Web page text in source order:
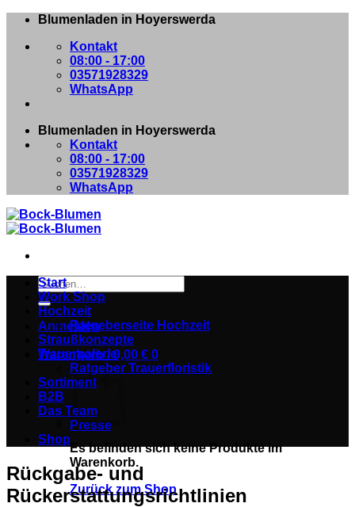
Zum
springen
Blumenladen in Hoyerswerda
Kontakt
08:00 - 17:00
03571928329
WhatsApp
Blumenladen in Hoyerswerda
Kontakt
08:00 - 17:00
03571928329
WhatsApp
Suchen
nach:
Anmelden
Warenkorb /0,00 € 0
Es befinden sich keine Produkte im
Warenkorb.
Zurück zum Shop
Start
Work Shop
Hochzeit
Ratgeberseite Hochzeit
Straußkonzepte
Trauergalerie
Ratgeber Trauerfloristik
Sortiment
B2B
Das Team
Presse
Shop
Rückgabe- und
Rückerstattungsrichtlinien